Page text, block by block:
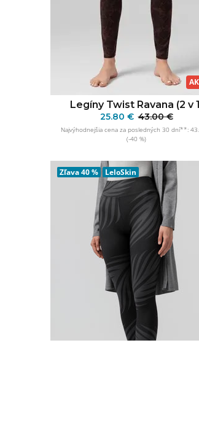
Legíny Twist Ravana (2 v
25.80 € 43.00 €
Najvýhodnejšia cena za posledných 30 dní**:
(-40 %)
PRIDAŤ DO KOŠÍKA
Zľava40 % LeloSkin